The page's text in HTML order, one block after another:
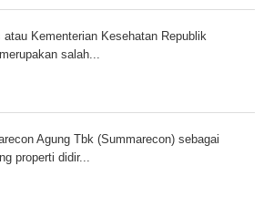
atau Kementerian Kesehatan Republik
salah...
Agung Tbk (Summarecon) sebagai
properti didir...